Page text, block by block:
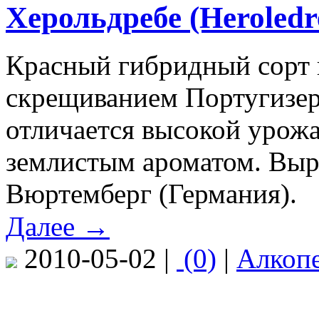
Херольдребе
Красный гибридный сорт
скрещиванием
отличается высокой
землистым ароматом.
Вюртемберг (Германия).
Далее →
2010-05-02 | (0) |